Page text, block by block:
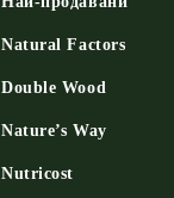
Natural Factors
Double Wood
Nature’s Way
Nutricost